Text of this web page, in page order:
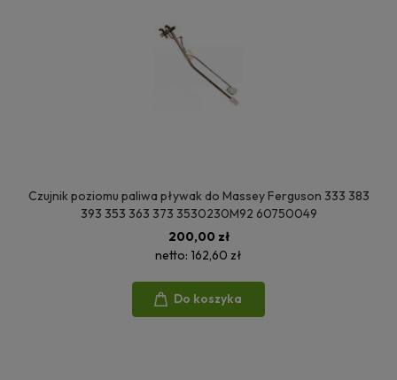
Czujnik poziomu paliwa pływak do Massey Ferguson 333 383
393 353 363 373 3530230M92 60750049
200,00 zł
netto: 162,60 zł
Do koszyka